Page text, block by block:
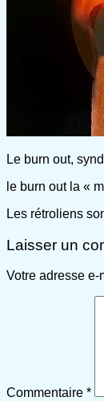
Le burn out,
le burn out la «
Les rétroliens
Laisser un
Votre adresse
Commentaire *